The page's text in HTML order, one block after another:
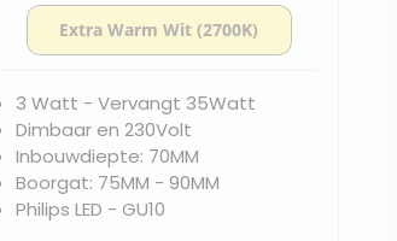
3 Watt - Vervangt 35Watt
Dimbaar en 230Volt
Inbouwdiepte: 70MM
Boorgat: 75MM - 90MM
Philips LED - GU10